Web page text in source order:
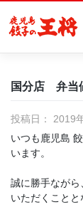
content
国分店 弁当
投稿日： 2019
いつも鹿児島
います。
誠に勝手なが
いただくことと